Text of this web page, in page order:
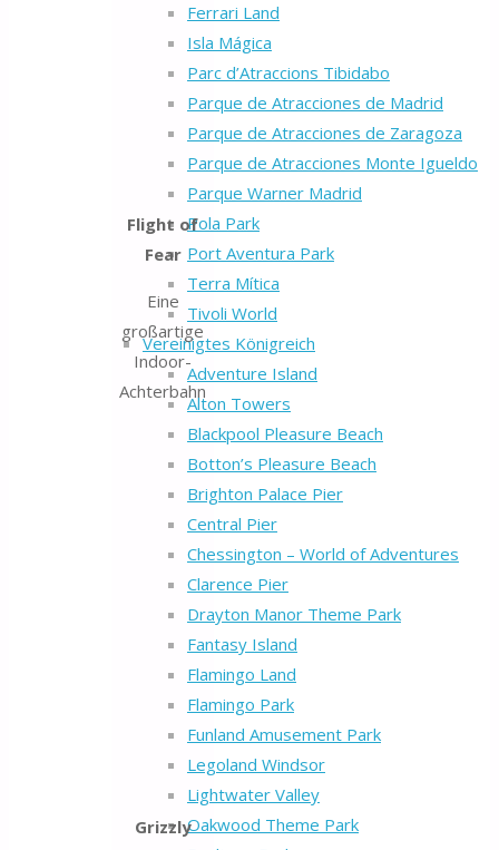
Ferrari Land
Isla Mágica
Parc d’Atraccions Tibidabo
Parque de Atracciones de Madrid
Parque de Atracciones de Zaragoza
Parque de Atracciones Monte Igueldo
Parque Warner Madrid
Pola Park
Port Aventura Park
Terra Mítica
Tivoli World
Vereinigtes Königreich
Adventure Island
Alton Towers
Blackpool Pleasure Beach
Botton’s Pleasure Beach
Brighton Palace Pier
Central Pier
Chessington – World of Adventures
Clarence Pier
Drayton Manor Theme Park
Fantasy Island
Flamingo Land
Flamingo Park
Funland Amusement Park
Legoland Windsor
Lightwater Valley
Oakwood Theme Park
Flight of
Fear
Eine
großartige
Indoor-
Achterbahn
Grizzly